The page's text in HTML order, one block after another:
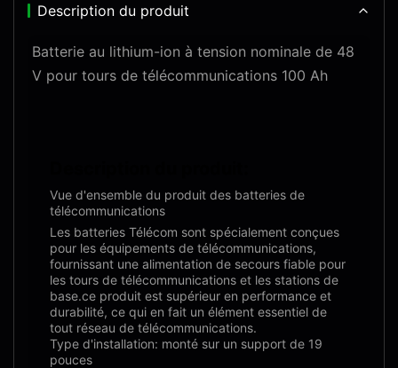
Description du produit
Batterie au lithium-ion à tension nominale de 48
V pour tours de télécommunications 100 Ah
Vue d'ensemble du produit des batteries de
télécommunications
Les batteries Télécom sont spécialement conçues
pour les équipements de télécommunications,
fournissant une alimentation de secours fiable pour
les tours de télécommunications et les stations de
base.ce produit est supérieur en performance et
durabilité, ce qui en fait un élément essentiel de
tout réseau de télécommunications.
Type d'installation: monté sur un support de 19
pouces